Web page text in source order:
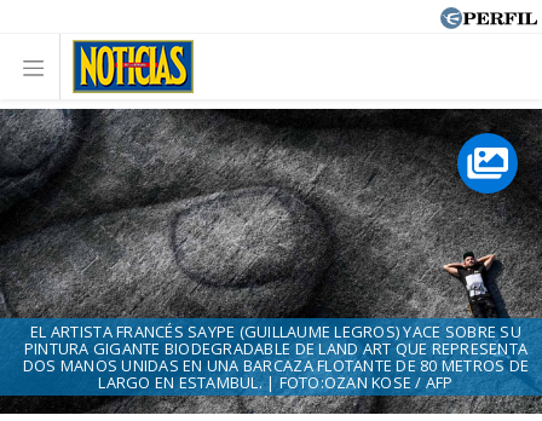
EL ARTISTA FRANCÉS SAYPE (GUILLAUME LEGROS) YACE SOBRE SU
PINTURA GIGANTE BIODEGRADABLE DE LAND ART QUE REPRESENTA
DOS MANOS UNIDAS EN UNA BARCAZA FLOTANTE DE 80 METROS DE
LARGO EN ESTAMBUL. | FOTO:OZAN KOSE / AFP